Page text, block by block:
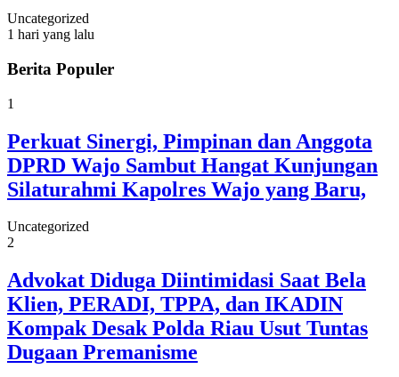
Uncategorized
1 hari yang lalu
Berita Populer
1
Perkuat Sinergi, Pimpinan dan Anggota
DPRD Wajo Sambut Hangat Kunjungan
Silaturahmi Kapolres Wajo yang Baru,
Uncategorized
2
Advokat Diduga Diintimidasi Saat Bela
Klien, PERADI, TPPA, dan IKADIN
Kompak Desak Polda Riau Usut Tuntas
Dugaan Premanisme